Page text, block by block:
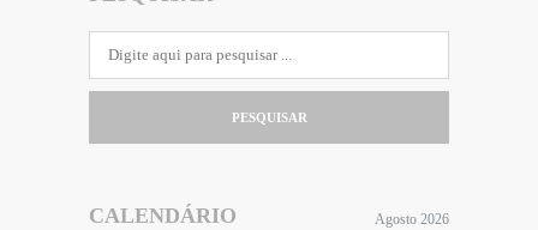
PESQUISAR
CALENDÁRIO Agosto 2026